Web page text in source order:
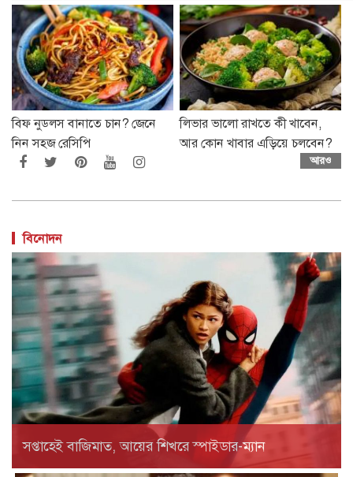
বিফ নুডলস বানাতে চান? জেনে
নিন সহজ রেসিপি
লিভার ভালো রাখতে কী খাবেন,
আর কোন খাবার এড়িয়ে চলবেন?
আরও
বিনোদন
সপ্তাহেই বাজিমাত, আয়ের শিখরে স্পাইডার-ম্যান